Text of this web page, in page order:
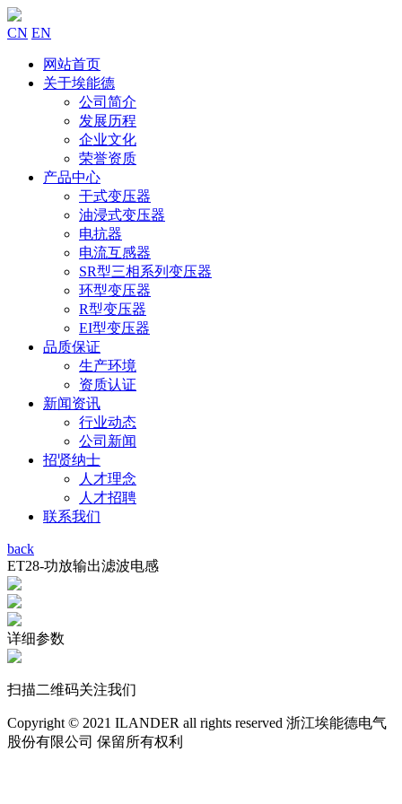
CN EN
网站首页
关于埃能德
公司简介
发展历程
企业文化
荣誉资质
产品中心
干式变压器
油浸式变压器
电抗器
电流互感器
SR型三相系列变压器
环型变压器
R型变压器
EI型变压器
品质保证
生产环境
资质认证
新闻资讯
行业动态
公司新闻
招贤纳士
人才理念
人才招聘
联系我们
back
ET28-功放输出滤波电感
详细参数
扫描二维码关注我们
Copyright © 2021 ILANDER all rights reserved 浙江埃能德电气
股份有限公司 保留所有权利